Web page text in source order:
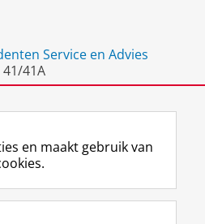
Service en Advies
41A
F
a
L
i
R
S
I
n
Y
o
en maakt gebruik van